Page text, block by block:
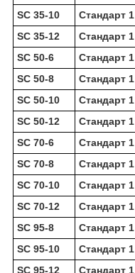
SC 35-10 Стандарт 1
SC 35-12
Стандарт 1
SC 50-6
Стандарт 1
SC 50-8
Стандарт 1
SC 50-10
Стандарт 1
SC 50-12
Стандарт 1
SC 70-6
Стандарт 1
SC 70-8
Стандарт 1
SC 70-10
Стандарт 1
SC 70-12
Стандарт 1
SC 95-8
Стандарт 1
SC 95-10
Стандарт 1
SC 95-12
Стандарт 1